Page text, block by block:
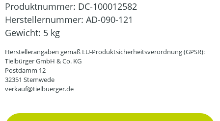
Produktnummer: DC-100012582
Herstellernummer: AD-090-121
Gewicht: 5 kg
Herstellerangaben gemäß EU-Produktsicherheitsverordnung (GPSR):
Tielbürger GmbH & Co. KG
Postdamm 12
32351 Stemwede
verkauf@tielbuerger.de